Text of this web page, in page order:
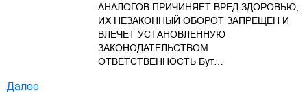
АНАЛОГОВ ПРИЧИНЯЕТ ВРЕД ЗДОРОВЬЮ,
ИХ НЕЗАКОННЫЙ ОБОРОТ ЗАПРЕЩЕН И
ВЛЕЧЕТ УСТАНОВЛЕННУЮ
ЗАКОНОДАТЕЛЬСТВОМ
ОТВЕТСТВЕННОСТЬ Бут…
Далее